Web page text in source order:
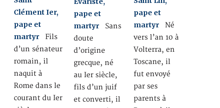
Clément Ier,
pape et
martyr Fils
d’un sénateur
romain, il
naquit à
Rome dans le
courant du Ier
pape et
martyr Sans
doute
d’origine
grecque, né
au Ier siècle,
fils d’un juif
et converti, il
pape et
martyr Né
vers l’an 10 à
Volterra, en
Toscane, il
fut envoyé
par ses
parents à